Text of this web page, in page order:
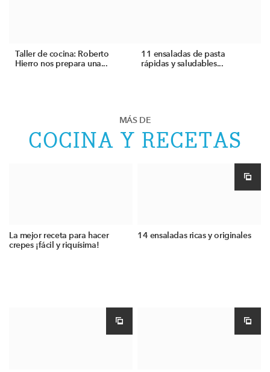
Taller de cocina: Roberto
Hierro nos prepara una...
11 ensaladas de pasta
rápidas y saludables...
MÁS DE
COCINA Y RECETAS
La mejor receta para hacer
crepes ¡fácil y riquísima!
14 ensaladas ricas y originales